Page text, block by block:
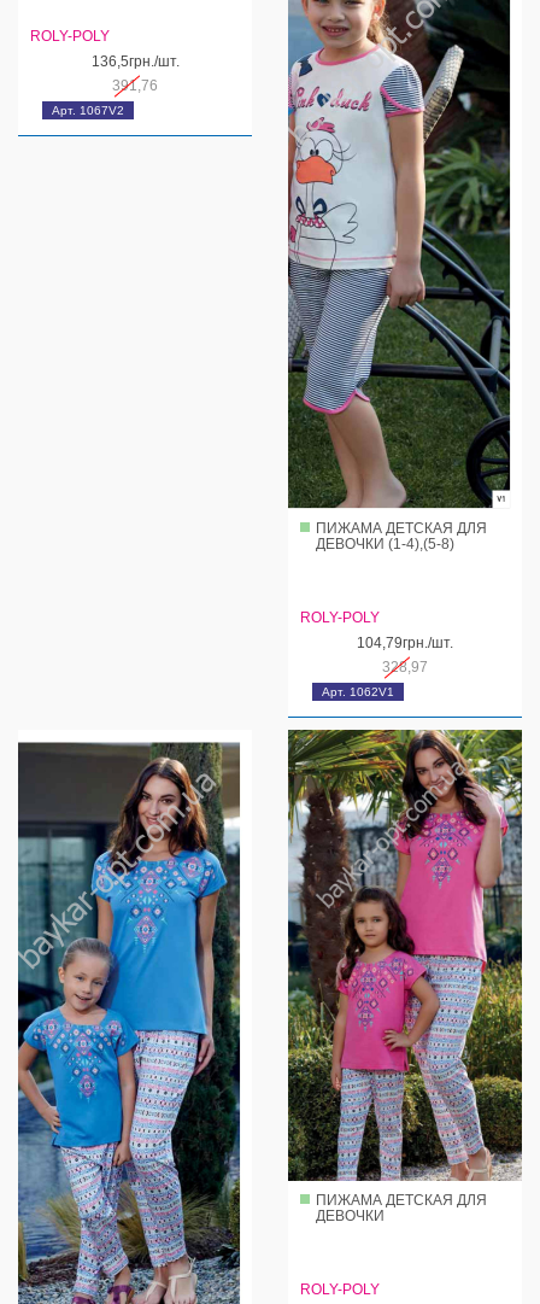
Арт. 1067V2
ROLY-POLY
136,5грн./шт.
391,76
Арт. 1062V1
ПИЖАМА ДЕТСКАЯ ДЛЯ
ДЕВОЧКИ (1-4),(5-8)
ROLY-POLY
104,79грн./шт.
328,97
ПИЖАМА ДЕТСКАЯ ДЛЯ
ДЕВОЧКИ
ROLY-POLY